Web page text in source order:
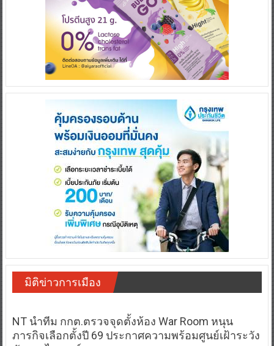
มิติข่าวการเมือง
NT นำทีม กกต.ตรวจจุดตั้งห้อง War Room หนุน
ภารกิจเลือกตั้งปี 69 ประกาศความพร้อมศูนย์เฝ้าระวัง